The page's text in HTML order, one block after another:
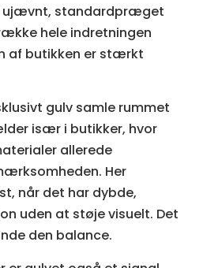
ujævnt, standardpræget
hele indretningen
af butikken er stærkt
gulv samle rummet
især i butikker, hvor
allerede
Her
når det har dybde,
uden at støje visuelt. Det
den balance.